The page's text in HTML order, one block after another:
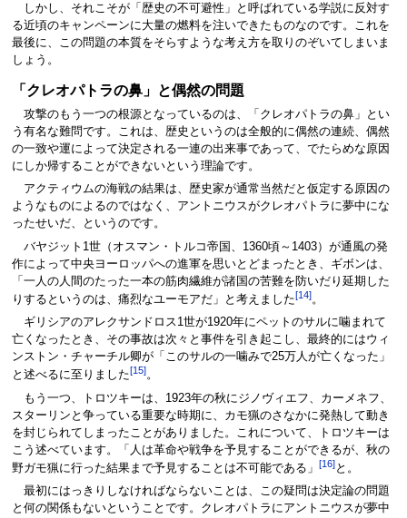
しかし、それこそが「歴史の不可避性」と呼ばれている学説に反対す
る近頃のキャンペーンに大量の燃料を注いできたものなのです。これを
最後に、この問題の本質をそらすような考え方を取りのぞいてしまいま
しょう。
「クレオパトラの鼻」と偶然の問題
攻撃のもう一つの根源となっているのは、「クレオパトラの鼻」とい
う有名な難問です。これは、歴史というのは全般的に偶然の連続、偶然
の一致や運によって決定される一連の出来事であって、でたらめな原因
にしか帰することができないという理論です。
アクティウムの海戦の結果は、歴史家が通常当然だと仮定する原因の
ようなものによるのではなく、アントニウスがクレオパトラに夢中にな
ったせいだ、というのです。
バヤジット1世（オスマン・トルコ帝国、1360頃～1403）が通風の発
作によって中央ヨーロッパへの進軍を思いとどまったとき、ギボンは、
「一人の人間のたった一本の筋肉繊維が諸国の苦難を防いだり延期した
りするというのは、痛烈なユーモアだ」と考えました[14]。
ギリシアのアレクサンドロス1世が1920年にペットのサルに噛まれて
亡くなったとき、その事故は次々と事件を引き起こし、最終的にはウィ
ンストン・チャーチル卿が「このサルの一噛みで25万人が亡くなった」
と述べるに至りました[15]。
もう一つ、トロツキーは、1923年の秋にジノヴィエフ、カーメネフ、
スターリンと争っている重要な時期に、カモ猟のさなかに発熱して動き
を封じられてしまったことがありました。これについて、トロツキーは
こう述べています。「人は革命や戦争を予見することができるが、秋の
野ガモ猟に行った結果まで予見することは不可能である」 [16]と。
最初にはっきりしなければならないことは、この疑問は決定論の問題
と何の関係もないということです。クレオパトラにアントニウスが夢中